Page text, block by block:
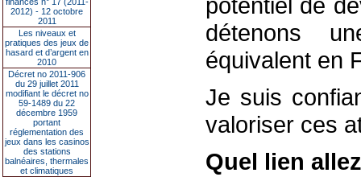
2012) - 12 octobre
2011
Les niveaux et
pratiques des jeux de
hasard et d’argent en
2010
Décret no 2011-906
du 29 juillet 2011
modifiant le décret no
59-1489 du 22
décembre 1959
portant
réglementation des
jeux dans les casinos
des stations
balnéaires, thermales
et climatiques
détenons
équivalent en
Je suis
valoriser ces
Quel lien